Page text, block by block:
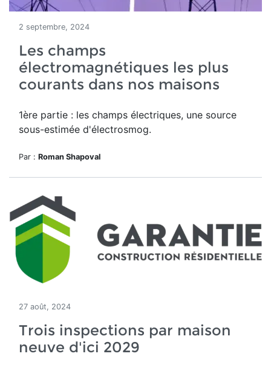
2 septembre, 2024
Les champs
électromagnétiques les plus
courants dans nos maisons
1ère partie : les champs électriques, une source
sous-estimée d'électrosmog.
Par : Roman Shapoval
27 août, 2024
Trois inspections par maison
neuve d'ici 2029